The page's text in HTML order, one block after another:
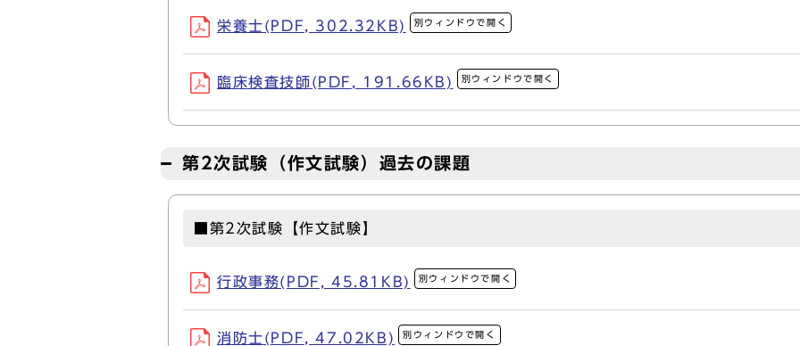
栄養士(PDF, 302.32KB) 別ウィンドウで開く
臨床検査技師(PDF, 191.66KB) 別ウィンドウで開く
第2次試験（作文試験）過去の課題
■第2次試験【作文試験】
行政事務(PDF, 45.81KB) 別ウィンドウで開く
消防士(PDF, 47.02KB) 別ウィンドウで開く